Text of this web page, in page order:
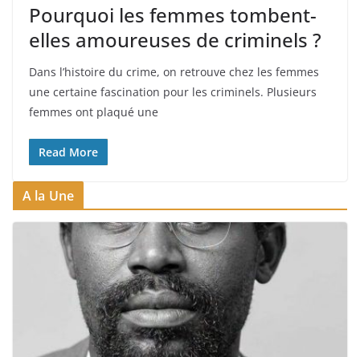
Pourquoi les femmes tombent-
elles amoureuses de criminels ?
Dans l’histoire du crime, on retrouve chez les femmes
une certaine fascination pour les criminels. Plusieurs
femmes ont plaqué une
Read More
A la Une